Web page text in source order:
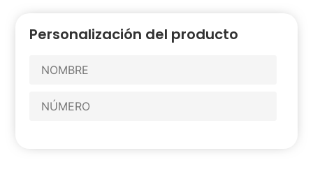
Personalización del producto